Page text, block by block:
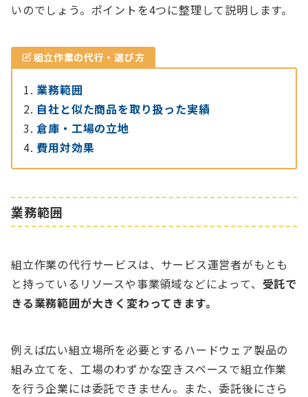
いのでしょう。ポイントを4つに整理して説明します。
組立作業の代行・選び方
業務範囲
自社と似た商品を取り扱った実績
倉庫・工場の立地
費用対効果
業務範囲
組立作業の代行サービスは、サービス運営者がもとも
と持っているリソースや事業領域などによって、 受託で
きる業務範囲が大きく変わってきます。
例えば広い組立場所を必要とするハードウェア製品の
組み立てを、工場のわずかな空きスペースで組立作業
を行う企業には委託できません。また、委託後にさら